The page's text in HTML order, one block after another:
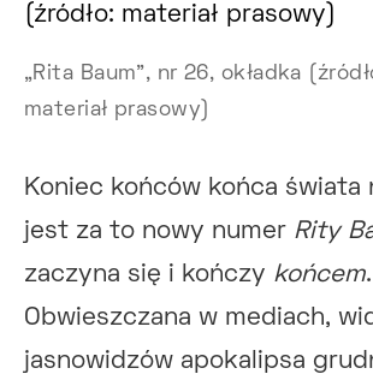
„Rita Baum", nr 26, okładka
materiał prasowy)
Koniec końców końca świata
jest za to nowy numer Rity
zaczyna się i kończy końcem.
Obwieszczana w mediach,
jasnowidzów apokalipsa